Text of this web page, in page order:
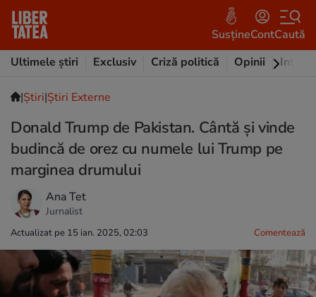
SusțineContCaută
Ultimele știri
Exclusiv Criză politică Opinii
|Ştiri|Știri Externe
Donald Trump de Pakistan. Cântă și vinde
budincă de orez cu numele lui Trump pe
marginea drumului
Ana Tet
Jurnalist
Actualizat pe 15 ian. 2025, 02:03 Comentează